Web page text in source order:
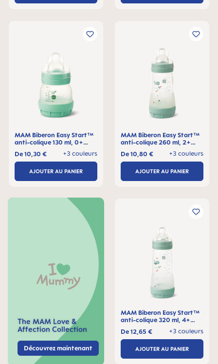
The MAM Love &
Affection Collection
Découvrez maintenant
MAM Biberon Easy Start™
anti-colique 130 ml, 0+
+3 couleurs
De10,30 €
AJOUTER AU PANIER
MAM Biberon Easy Start™
anti-colique 260 ml, 2+
+3 couleurs
De10,80 €
AJOUTER AU PANIER
MAM Biberon Easy Start™
anti-colique 320 ml, 4+
+3 couleurs
De12,65 €
AJOUTER AU PANIER